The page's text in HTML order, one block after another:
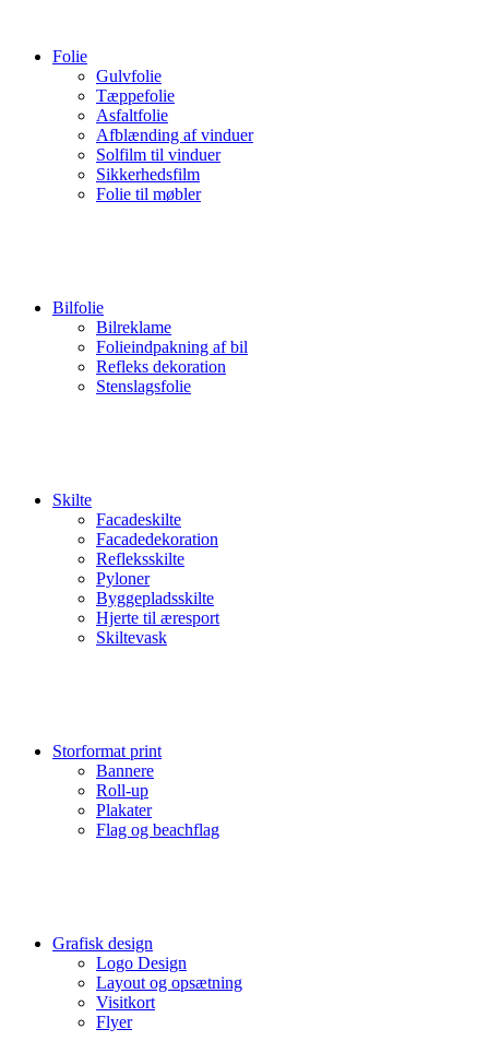
Folie
Gulvfolie
Tæppefolie
Asfaltfolie
Afblænding af vinduer
Solfilm til vinduer
Sikkerhedsfilm
Folie til møbler
Bilfolie
Bilreklame
Folieindpakning af bil
Refleks dekoration
Stenslagsfolie
Skilte
Facadeskilte
Facadedekoration
Refleksskilte
Pyloner
Byggepladsskilte
Hjerte til æresport
Skiltevask
Storformat print
Bannere
Roll-up
Plakater
Flag og beachflag
Grafisk design
Logo Design
Layout og opsætning
Visitkort
Flyer